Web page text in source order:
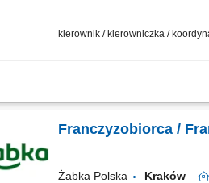
kierownik / kierowniczka /
Główne zadania: Prowadzenie
Franczyzobiorca /
Żabka Polska Kraków